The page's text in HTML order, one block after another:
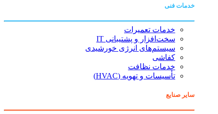
خدمات فنی
خدمات تعمیرات
سخت‌افزار و پشتیبانی IT
سیستم‌های انرژی خورشیدی
کفاشی
خدمات نظافت
تأسیسات و تهویه (HVAC)
سایر صنایع